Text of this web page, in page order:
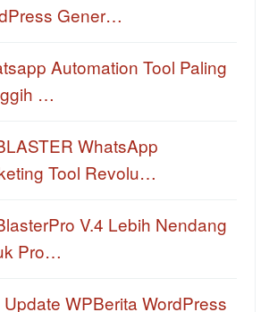
Gener…
Automation Tool Paling
…
WhatsApp
Tool Revolu…
V.4 Lebih Nendang
Pro…
Update WPBerita WordPress